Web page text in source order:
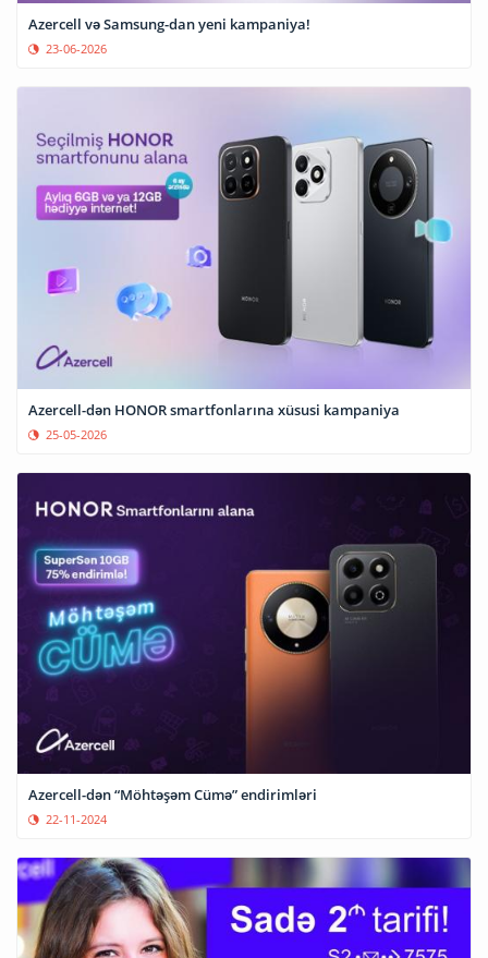
Azercell və Samsung-dan yeni kampaniya!
23-06-2026
Azercell-dən HONOR smartfonlarına xüsusi kampaniya
25-05-2026
Azercell-dən “Möhtəşəm Cümə” endirimləri
22-11-2024